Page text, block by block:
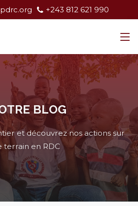
+243 812 621 990
BLOG
et découvrez nos actions sur
terrain en RDC